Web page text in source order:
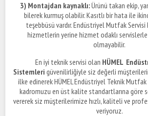
3) Montajdan kaynaklı:Ürünü takan ekip,
bilerek kurmuş olabilir. Kasıtlı bir hata ile
teşebbüsü vardır. Endüstriyel Mutfak
hizmetlerin yerine hizmet odaklı servislerle
olmayabilir.
En iyi teknik servisi olan HÜMEL
Sistemleri güvenilirliğiyle siz değerli
ilke edinerek HÜMEL Endüstriyel Teknik
kadromuzu en üst kalite standartlarına göre
vererek siz müşterilerimize hızlı, kaliteli ve
veriyoruz.